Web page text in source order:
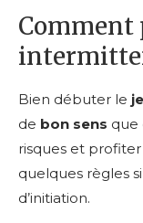
Comment
Bien débuter le
de bon sens que
risques et
quelques règles
d’initiation.